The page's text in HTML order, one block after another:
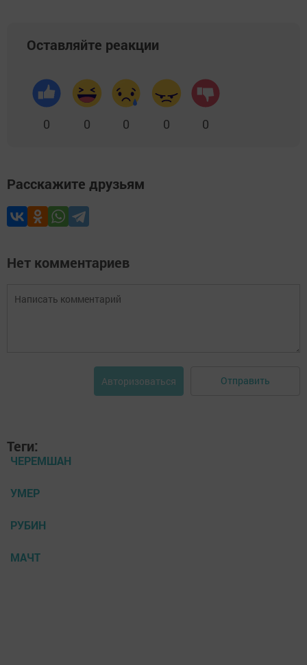
Оставляйте реакции
0 0 0 0 0
Расскажите друзьям
Нет комментариев
Авторизоваться Отправить
Теги:
ЧЕРЕМШАН
УМЕР
РУБИН
МАЧТ